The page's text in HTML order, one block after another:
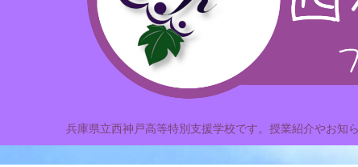
兵庫県立西神戸高等特別支援学校です。授業紹介やお知